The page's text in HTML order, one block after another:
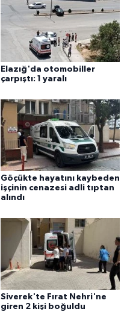
Elazığ'da otomobiller
çarpıştı: 1 yaralı
Göçükte hayatını kaybeden
işçinin cenazesi adli tıptan
alındı
Siverek'te Fırat Nehri'ne
giren 2 kişi boğuldu